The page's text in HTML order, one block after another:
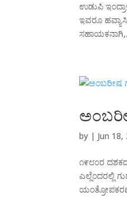
ಉಡುಪಿ
ಇವರೂ
by | Jun 18,
೧೯೮೦ರ
ಎಲ್ಲೆಂದರಲ್ಲಿ